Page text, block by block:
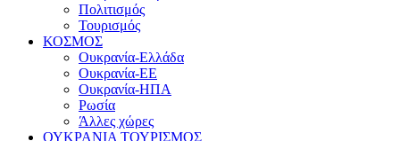
Πολιτισμός
Τουρισμός
ΚΟΣΜΟΣ
Ουκρανία-Ελλάδα
Ουκρανία-ΕΕ
Ουκρανία-ΗΠΑ
Ρωσία
Άλλες χώρες
ΟΥΚΡΑΝΙΑ ΤΟΥΡΙΣΜΟΣ